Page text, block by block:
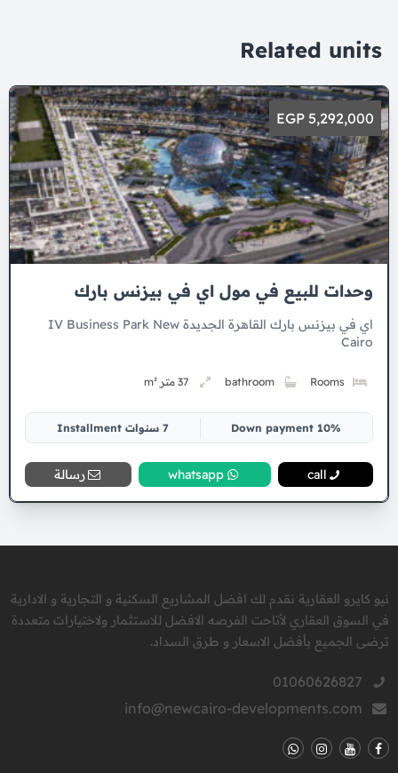
Related units
5,292,000 EGP
وحدات للبيع في مول اي في بيزنس بارك
اي في بيزنس بارك القاهرة الجديدة IV Business Park New
Cairo
Rooms
bathroom 37 متر m²
10% Down payment 7 سنوات Installment
call
whatsapp رسالة
نيو كايرو العقارية نقدم لك افضل المشاريع السكنية و التجارية و الادارية
في السوق العقاري لأتاحت الفرصه الافضل للاستثمار ولاختيارات متعددة
ترضى الجميع بأفضل الاسعار و طرق السداد.
01060626827
info@newcairo-developments.com